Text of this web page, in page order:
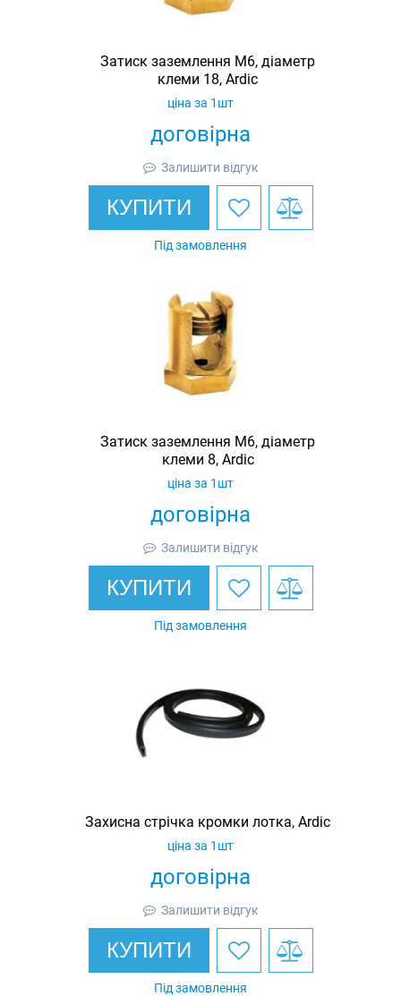
Затиск заземлення M6, діаметр
клеми 18, Ardic
договірна
ціна за 1шт
Залишити відгук
КУПИТИ
Під замовлення
Затиск заземлення M6, діаметр
клеми 8, Ardic
договірна
ціна за 1шт
Залишити відгук
КУПИТИ
Під замовлення
Захисна стрічка кромки лотка, Ardic
договірна
ціна за 1шт
Залишити відгук
КУПИТИ
Під замовлення